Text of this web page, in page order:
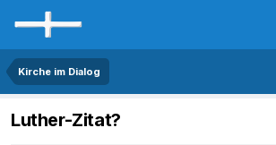
Kirche im Dialog
Luther-Zitat?